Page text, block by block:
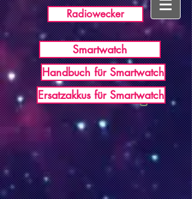
USB Germany
Radiowecker
Smartwatch
Handbuch für Smartwatch
Ersatzakkus für Smartwatch